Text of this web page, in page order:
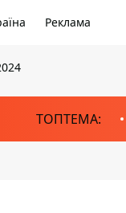
Реклама
ТОПТЕМА: